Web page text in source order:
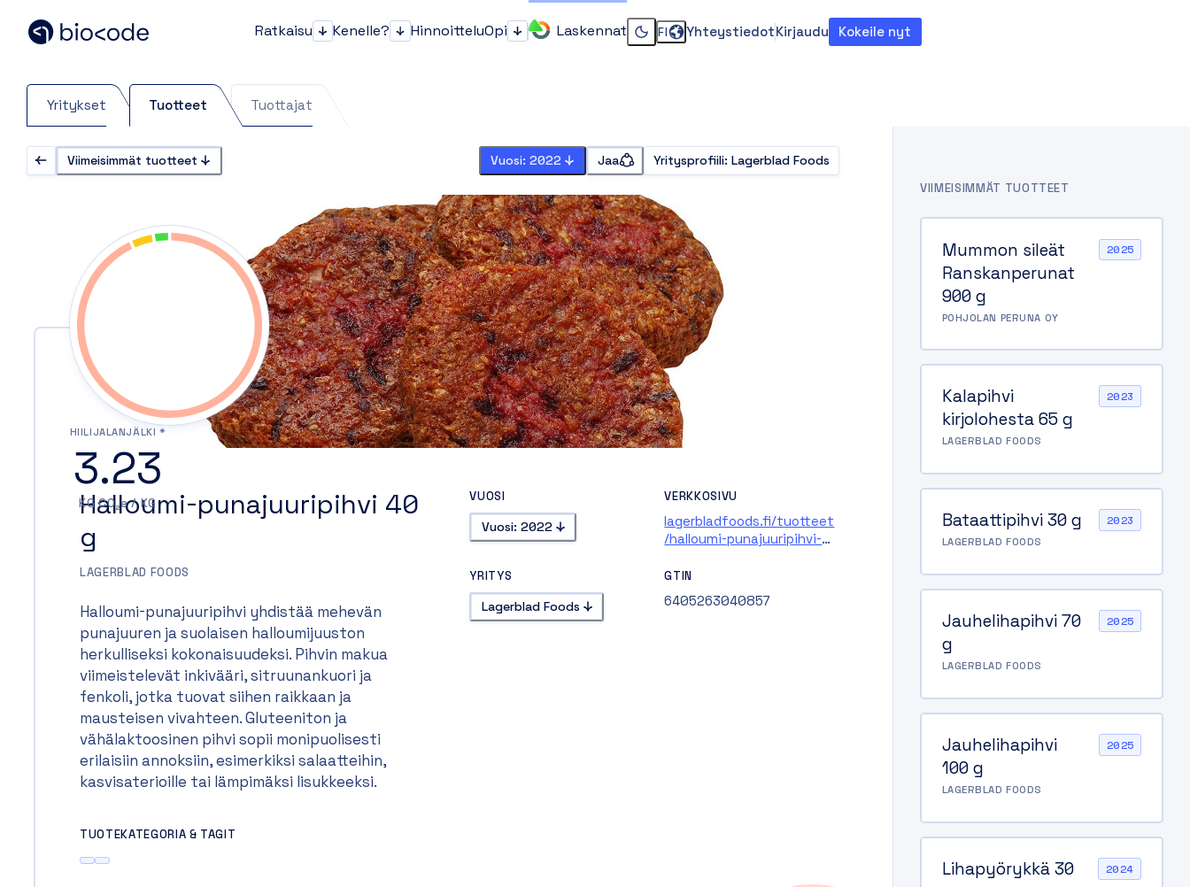
Ratkaisu Ratkaisu
Kenelle? Kenelle?
HinnoitteluOpi Opi Laskennat
Vaihda dark tai light teema
FI YhteystiedotKirjaudu Kokeile nyt
Yritykset Tuotteet Tuottajat
Viimeisimmät tuotteet Vuosi: 2022 Jaa Yritysprofiili: Lagerblad Foods
HIILIJALANJÄLKI *
3.23
KG CO₂e / KG
Halloumi-punajuuripihvi 40
g
LAGERBLAD FOODS
Halloumi-punajuuripihvi yhdistää mehevän
punajuuren ja suolaisen halloumijuuston
herkulliseksi kokonaisuudeksi. Pihvin makua
viimeistelevät inkivääri, sitruunankuori ja
fenkoli, jotka tuovat siihen raikkaan ja
mausteisen vivahteen. Gluteeniton ja
vähälaktoosinen pihvi sopii monipuolisesti
erilaisiin annoksiin, esimerkiksi salaatteihin,
kasvisaterioille tai lämpimäksi lisukkeeksi.
VUOSI
Vuosi: 2022
VERKKOSIVU
lagerbladfoods.fi/tuotteet
/halloumi-punajuuripihvi-
YRITYS
Lagerblad Foods
GTIN
6405263040857
TUOTEKATEGORIA & TAGIT
VIIMEISIMMÄT TUOTTEET
2025
Mummon sileät
Ranskanperunat
900 g
POHJOLAN PERUNA OY
2023
Kalapihvi
kirjolohesta 65 g
LAGERBLAD FOODS
2023
Bataattipihvi 30 g
LAGERBLAD FOODS
2025
Jauhelihapihvi 70
g
LAGERBLAD FOODS
2025
Jauhelihapihvi
100 g
LAGERBLAD FOODS
2024
Lihapyörykkä 30